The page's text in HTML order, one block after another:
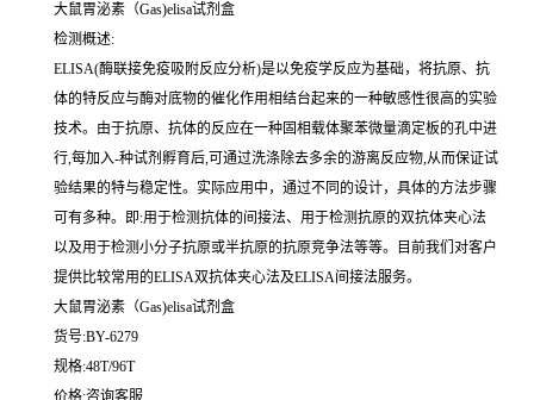
大鼠胃泌素（Gas)elisa试剂盒
检测概述:
ELISA(酶联接免疫吸附反应分析)是以免疫学反应为基础，将抗原、抗
体的特反应与酶对底物的催化作用相结台起来的一种敏感性很高的实验
技术。由于抗原、抗体的反应在一种固相载体聚苯微量滴定板的孔中进
行,每加入-种试剂孵育后,可通过洗涤除去多余的游离反应物,从而保证试
验结果的特与稳定性。实际应用中，通过不同的设计，具体的方法步骤
可有多种。即:用于检测抗体的间接法、用于检测抗原的双抗体夹心法
以及用于检测小分子抗原或半抗原的抗原竞争法等等。目前我们对客户
提供比较常用的ELISA双抗体夹心法及ELISA间接法服务。
大鼠胃泌素（Gas)elisa试剂盒
货号:BY-6279
规格:48T/96T